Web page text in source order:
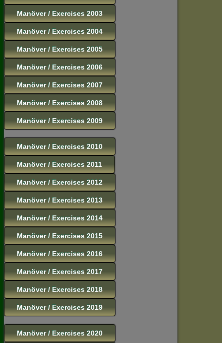
Manöver / Exercises 2003
Manöver / Exercises 2004
Manöver / Exercises 2005
Manöver / Exercises 2006
Manöver / Exercises 2007
Manöver / Exercises 2008
Manöver / Exercises 2009
Manöver / Exercises 2010
Manöver / Exercises 2011
Manöver / Exercises 2012
Manöver / Exercises 2013
Manöver / Exercises 2014
Manöver / Exercises 2015
Manöver / Exercises 2016
Manöver / Exercises 2017
Manöver / Exercises 2018
Manöver / Exercises 2019
Manöver / Exercises 2020